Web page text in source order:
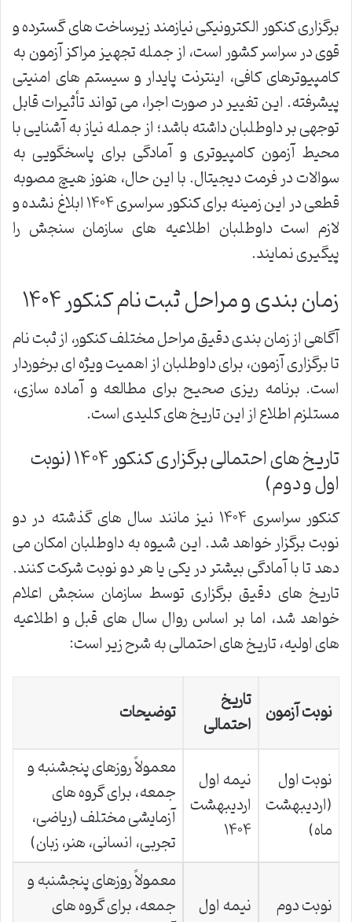
برگزاری کنکور الکترونیکی نیازمند زیرساخت های گسترده و
قوی در سراسر کشور است، از جمله تجهیز مراکز آزمون به
کامپیوترهای کافی، اینترنت پایدار و سیستم های امنیتی
پیشرفته. این تغییر در صورت اجرا، می تواند تأثیرات قابل
توجهی بر داوطلبان داشته باشد؛ از جمله نیاز به آشنایی با
محیط آزمون کامپیوتری و آمادگی برای پاسخگویی به
سوالات در فرمت دیجیتال. با این حال، هنوز هیچ مصوبه
قطعی در این زمینه برای کنکور سراسری ۱۴۰۴ ابلاغ نشده و
لازم است داوطلبان اطلاعیه های سازمان سنجش را
پیگیری نمایند.
زمان بندی و مراحل ثبت نام کنکور ۱۴۰۴
آگاهی از زمان بندی دقیق مراحل مختلف کنکور، از ثبت نام
تا برگزاری آزمون، برای داوطلبان از اهمیت ویژه ای برخوردار
است. برنامه ریزی صحیح برای مطالعه و آماده سازی،
مستلزم اطلاع از این تاریخ های کلیدی است.
تاریخ های احتمالی برگزاری کنکور ۱۴۰۴ (نوبت
اول و دوم)
کنکور سراسری ۱۴۰۴ نیز مانند سال های گذشته در دو
نوبت برگزار خواهد شد. این شیوه به داوطلبان امکان می
دهد تا با آمادگی بیشتر در یکی یا هر دو نوبت شرکت کنند.
تاریخ های دقیق برگزاری توسط سازمان سنجش اعلام
خواهد شد، اما بر اساس روال سال های قبل و اطلاعیه
های اولیه، تاریخ های احتمالی به شرح زیر است:
نوبت آزمون تاریخ
احتمالی
توضیحات
نوبت اول
(اردیبهشت
ماه)
نیمه اول
اردیبهشت
۱۴۰۴
معمولاً روزهای پنجشنبه و
جمعه، برای گروه های
آزمایشی مختلف (ریاضی،
تجربی، انسانی، هنر، زبان)
نوبت دوم
نیمه اول
معمولاً روزهای پنجشنبه و
جمعه، برای گروه های